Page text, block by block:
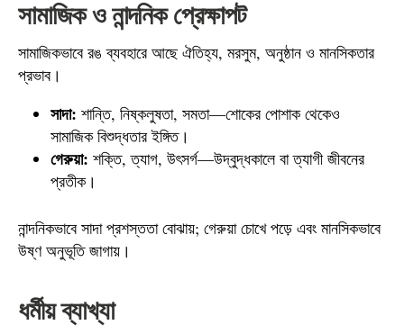
সামাজিক ও নান্দনিক প্রেক্ষাপট
সামাজিকভাবে রঙ ব্যবহারে আছে ঐতিহ্য, মরসুম, অনুষ্ঠান ও মানসিকতার
প্রভাব।
সাদা: শান্তি, নিষ্কলুষতা, সমতা—শোকের পোশাক থেকেও
সামাজিক বিশুদ্ধতার ইঙ্গিত।
গেরুয়া: শক্তি, ত্যাগ, উৎসর্গ—উদ্‌বুদ্ধকালে বা ত্যাগী জীবনের
প্রতীক।
নান্দনিকভাবে সাদা প্রশস্ততা বোঝায়; গেরুয়া চোখে পড়ে এবং মানসিকভাবে
উষ্ণ অনুভূতি জাগায়।
ধর্মীয় ব্যাখ্যা